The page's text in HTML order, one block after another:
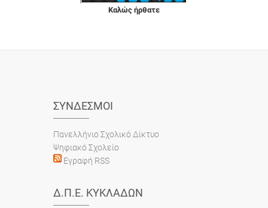
Καλώς ήρθατε
ΣΎΝΔΕΣΜΟΙ
Πανελλήνιο Σχολικό Δίκτυο
Ψηφιακό Σχολείο
Εγραφή RSS
Δ.Π.Ε. ΚΥΚΛΆΔΩΝ